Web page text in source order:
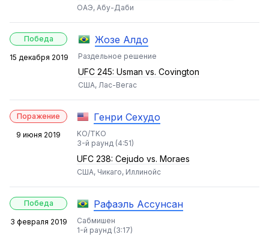
ОАЭ, Абу-Даби
Победа
15 декабря 2019
Жозе Алдо
Раздельное решение
UFC 245: Usman vs. Covington
США, Лас-Вегас
Поражение
9 июня 2019
Генри Сехудо
KO/TKO
3-й раунд (4:51)
UFC 238: Cejudo vs. Moraes
США, Чикаго, Иллинойс
Победа
3 февраля 2019
Рафаэль Ассунсан
Сабмишен
1-й раунд (3:17)